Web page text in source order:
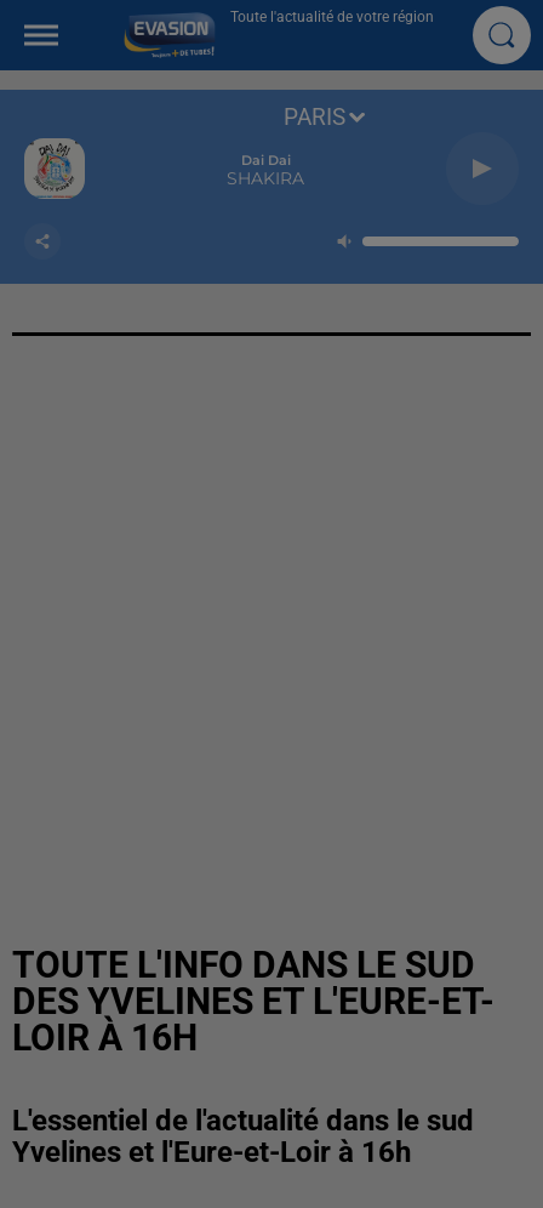
Toute l'actualité de votre région
Dai Dai
SHAKIRA
PARIS
TOUTE L'INFO DANS LE SUD
DES YVELINES ET L'EURE-ET-
LOIR À 16H
L'essentiel de l'actualité dans le sud
Yvelines et l'Eure-et-Loir à 16h